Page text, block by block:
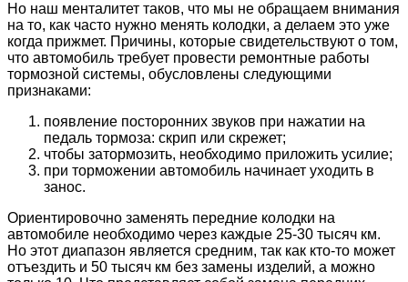
Но наш менталитет таков, что мы не обращаем внимания
на то, как часто нужно менять колодки, а делаем это уже
когда прижмет. Причины, которые свидетельствуют о том,
что автомобиль требует провести ремонтные работы
тормозной системы, обусловлены следующими
признаками:
появление посторонних звуков при нажатии на
педаль тормоза: скрип или скрежет;
чтобы затормозить, необходимо приложить усилие;
при торможении автомобиль начинает уходить в
занос.
Ориентировочно заменять передние колодки на
автомобиле необходимо через каждые 25-30 тысяч км.
Но этот диапазон является средним, так как кто-то может
отъездить и 50 тысяч км без замены изделий, а можно